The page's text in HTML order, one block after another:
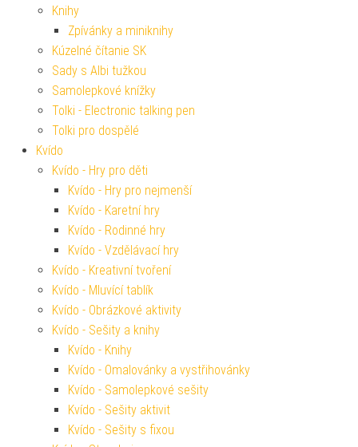
Knihy
Zpívánky a miniknihy
Kúzelné čítanie SK
Sady s Albi tužkou
Samolepkové knížky
Tolki - Electronic talking pen
Tolki pro dospělé
Kvído
Kvído - Hry pro děti
Kvído - Hry pro nejmenší
Kvído - Karetní hry
Kvído - Rodinné hry
Kvído - Vzdělávací hry
Kvído - Kreativní tvoření
Kvído - Mluvící tablík
Kvído - Obrázkové aktivity
Kvído - Sešity a knihy
Kvído - Knihy
Kvído - Omalovánky a vystřihovánky
Kvído - Samolepkové sešity
Kvído - Sešity aktivit
Kvído - Sešity s fixou